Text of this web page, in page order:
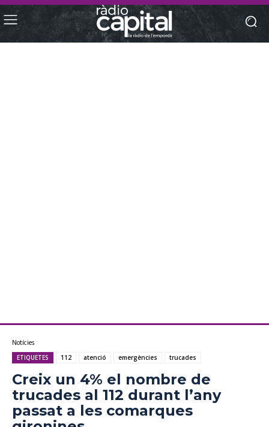
Notícies
ETIQUETES 112 atenció emergències trucades
Creix un 4% el nombre de
trucades al 112 durant l’any
passat a les comarques